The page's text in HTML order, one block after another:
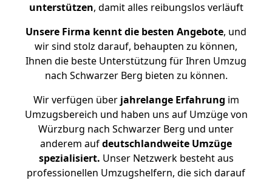
unterstützen, damit alles reibungslos verläuft
Unsere Firma kennt die besten Angebote, und
wir sind stolz darauf, behaupten zu können,
Ihnen die beste Unterstützung für Ihren Umzug
nach Schwarzer Berg bieten zu können.
Wir verfügen überjahrelange Erfahrung im
Umzugsbereich und haben uns auf Umzüge von
Würzburg nach Schwarzer Berg und unter
anderem aufdeutschlandweite Umzüge
spezialisiert. Unser Netzwerk besteht aus
professionellen Umzugshelfern, die sich darauf